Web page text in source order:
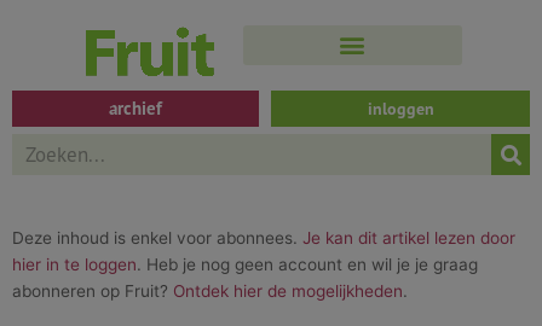
inhoud
archief inloggen
Search
Deze inhoud is enkel voor abonnees. Je kan dit artikel lezen door
hier in te loggen. Heb je nog geen account en wil je je graag
abonneren op Fruit? Ontdek hier de mogelijkheden.